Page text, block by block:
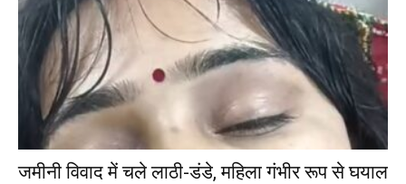
जमीनी विवाद में चले लाठी-डंडे, महिला गंभीर रूप से घयाल